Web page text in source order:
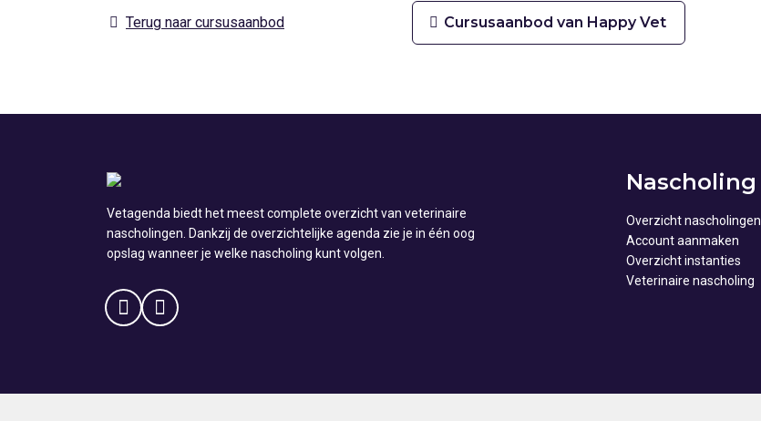
Terug naar cursusaanbod Cursusaanbod van Happy Vet
Vetagenda biedt het meest complete overzicht van veterinaire
nascholingen. Dankzij de overzichtelijke agenda zie je in één oog
opslag wanneer je welke nascholing kunt volgen.
Nascholing
Overzicht nascholingen
Account aanmaken
Overzicht instanties
Veterinaire nascholing